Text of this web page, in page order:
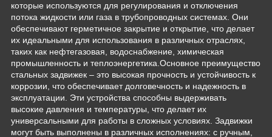
которые используются для регулирования и отключения
потока жидкости или газа в трубопроводных системах. Они
обеспечивают герметичное закрытие и открытие, что делает
их идеальными для использования в различных отраслях,
таких как нефтегазовая, водоснабжение, химическая
промышленность и теплоэнергетика.Основное преимущество
стальных задвижек – это высокая прочность и устойчивость к
коррозии, что обеспечивает долговечность и надежность в
эксплуатации. Эти устройства способны выдерживать
высокие давления и температуры, что делает их
универсальными для работы в сложных условиях. Задвижки
могут быть выполнены в различных исполнениях: с ручным,